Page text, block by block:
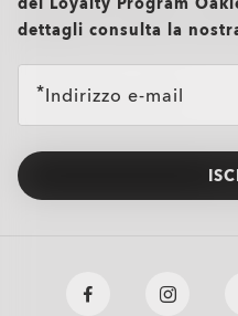
dettagli consulta la
Indirizzo e-mail